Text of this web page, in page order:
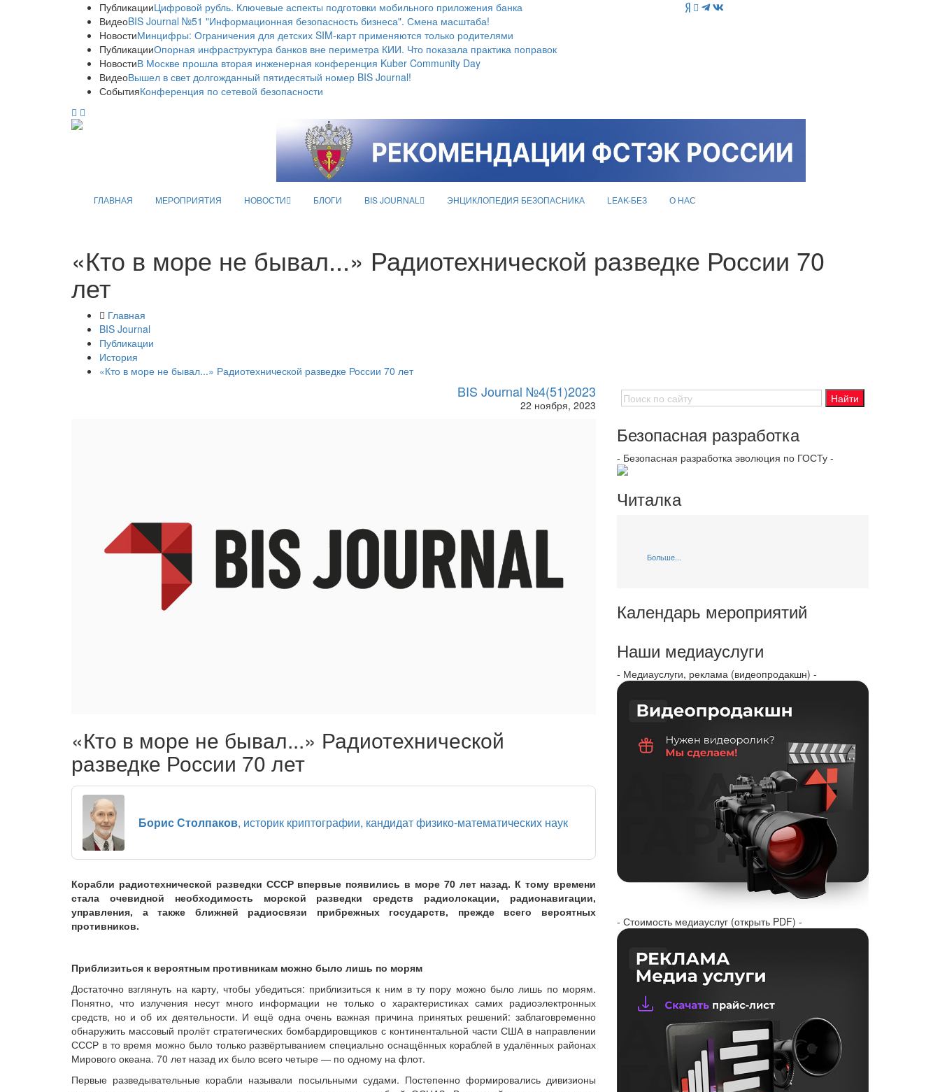
ПубликацииЦифровой рубль. Ключевые аспекты подготовки мобильного приложения банка
ВидеоBIS Journal №51 "Информационная безопасность бизнеса". Смена масштаба!
НовостиМинцифры: Ограничения для детских SIM-карт применяются только родителями
ПубликацииОпорная инфраструктура банков вне периметра КИИ. Что показала практика поправок
НовостиВ Москве прошла вторая инженерная конференция Kuber Community Day
ВидеоВышел в свет долгожданный пятидесятый номер BIS Journal!
СобытияКонференция по сетевой безопасности
ГЛАВНАЯ МЕРОПРИЯТИЯ НОВОСТИ БЛОГИ BIS JOURNAL ЭНЦИКЛОПЕДИЯ БЕЗОПАСНИКА LEAK-БЕЗ О НАС
«Кто в море не бывал...» Радиотехнической разведке России 70
лет
Главная
BIS Journal
Публикации
История
«Кто в море не бывал...» Радиотехнической разведке России 70 лет
BIS Journal №4(51)2023
22 ноября, 2023
«Кто в море не бывал...» Радиотехнической
разведке России 70 лет
Борис Столпаков, историк криптографии, кандидат физико-математических наук
Корабли радиотехнической разведки СССР впервые появились в море 70 лет назад. К тому времени
стала очевидной необходимость морской разведки средств радиолокации, радионавигации,
управления, а также ближней радиосвязи прибрежных государств, прежде всего вероятных
противников.
Приблизиться к вероятным противникам можно было лишь по морям
Достаточно взглянуть на карту, чтобы убедиться: приблизиться к ним в ту пору можно было лишь по морям.
Понятно, что излучения несут много информации не только о характеристиках самих радиоэлектронных
средств, но и об их деятельности. И ещё одна очень важная причина принятых решений: заблаговременно
обнаружить массовый пролёт стратегических бомбардировщиков с континентальной части США в направлении
СССР в то время можно было только развёртыванием специально оснащённых кораблей в удалённых районах
Мирового океана. 70 лет назад их было всего четыре — по одному на флот.
Первые разведывательные корабли называли посыльными судами. Постепенно формировались дивизионы
Безопасная разработка
- Безопасная разработка эволюция по ГОСТу -
Читалка
Больше...
Календарь мероприятий
Наши медиауслуги
- Медиауслуги, реклама (видеопродакшн) -
- Стоимость медиауслуг (открыть PDF) -